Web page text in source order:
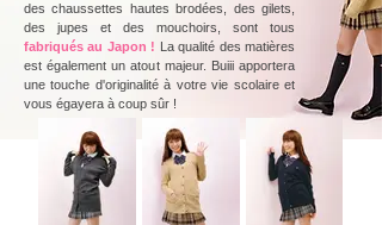
des chaussettes hautes brodées, des gilets,
des jupes et des mouchoirs, sont tous
fabriqués au Japon ! La qualité des matières
est également un atout majeur. Buiii apportera
une touche d'originalité à votre vie scolaire et
vous égayera à coup sûr !